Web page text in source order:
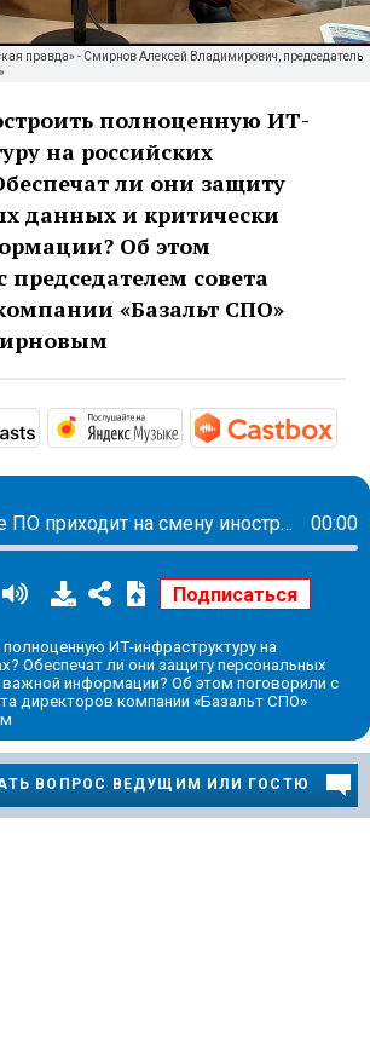
правда» - Смирнов Алексей Владимирович, председатель
полноценную ИТ-
на российских
ли они защиту
данных и критически
Об этом
председателем совета
«Базальт СПО»
https://podcasts.apple.com/ru/
https://
Российское ПО приходит на смену иностранному. Как облегчить переход? 00:00
ИТ-инфраструктуру на
Обеспечат ли они защиту персональных
важной информации? Об этом поговорили с
директоров компании «Базальт СПО»
ВОПРОС ВЕДУЩИМ ИЛИ ГОСТЮ